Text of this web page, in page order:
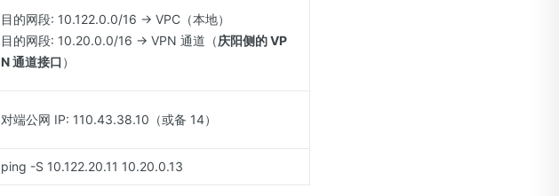
目的网段: 10.122.0.0/16 → VPC（本地）
目的网段: 10.20.0.0/16 → VPN 通道（庆阳侧的 VP
N 通道接口）
对端公网 IP: 110.43.38.10（或备 14）
ping -S 10.122.20.11 10.20.0.13